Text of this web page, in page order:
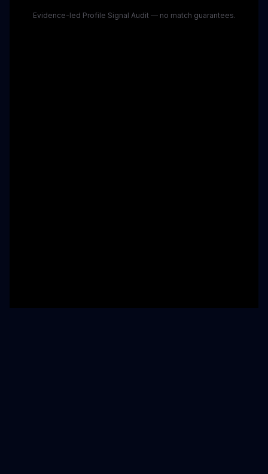
Evidence-led Profile Signal Audit — no match guarantees.